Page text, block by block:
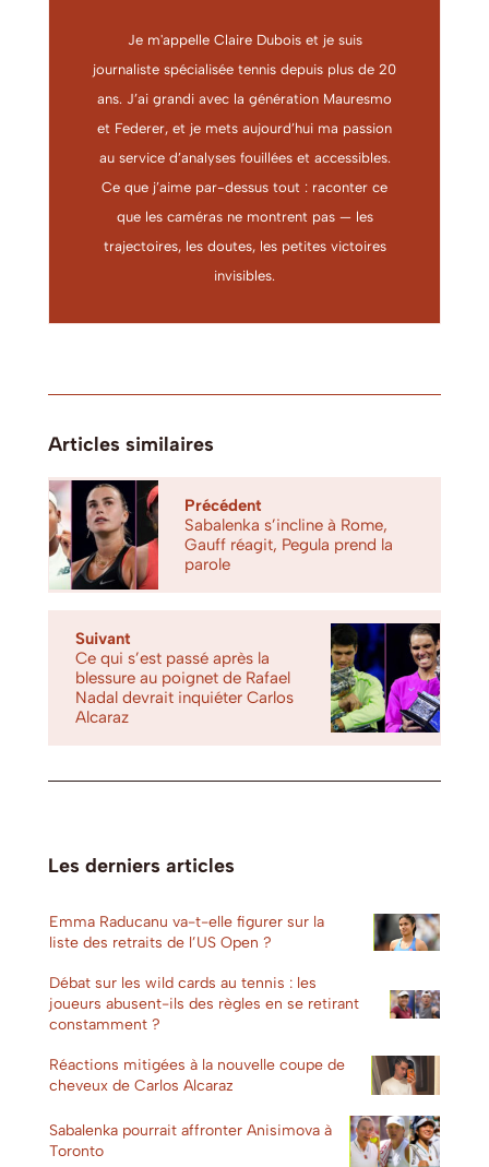
Je m'appelle Claire Dubois et je suis
journaliste spécialisée tennis depuis plus de 20
ans. J’ai grandi avec la génération Mauresmo
et Federer, et je mets aujourd’hui ma passion
au service d’analyses fouillées et accessibles.
Ce que j’aime par-dessus tout : raconter ce
que les caméras ne montrent pas — les
trajectoires, les doutes, les petites victoires
invisibles.
Articles similaires
Précédent
Sabalenka s’incline à Rome,
Gauff réagit, Pegula prend la
parole
Suivant
Ce qui s’est passé après la
blessure au poignet de Rafael
Nadal devrait inquiéter Carlos
Alcaraz
Les derniers articles
Emma Raducanu va-t-elle figurer sur la
liste des retraits de l’US Open ?
Débat sur les wild cards au tennis : les
joueurs abusent-ils des règles en se retirant
constamment ?
Réactions mitigées à la nouvelle coupe de
cheveux de Carlos Alcaraz
Sabalenka pourrait affronter Anisimova à
Toronto